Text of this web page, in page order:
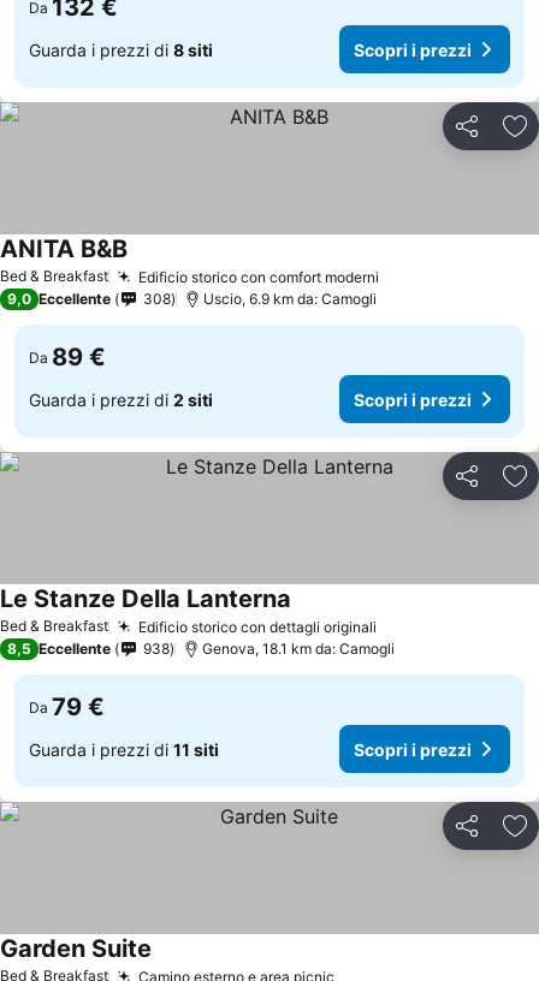
Da 132 €
Guarda i prezzi di 8 siti Scopri i prezzi
Condividi
Bed & Breakfast Edificio storico con comfort moderni
ANITA B&B
9,0 Eccellente 308 Uscio, 6.9 km da: Camogli
Da 89 €
Guarda i prezzi di 2 siti Scopri i prezzi
Condividi
Bed & Breakfast Edificio storico con dettagli originali
Le Stanze Della Lanterna
8,5 Eccellente 938 Genova, 18.1 km da: Camogli
Da 79 €
Guarda i prezzi di 11 siti Scopri i prezzi
Condividi
Bed & Breakfast Camino esterno e area picnic
Garden Suite